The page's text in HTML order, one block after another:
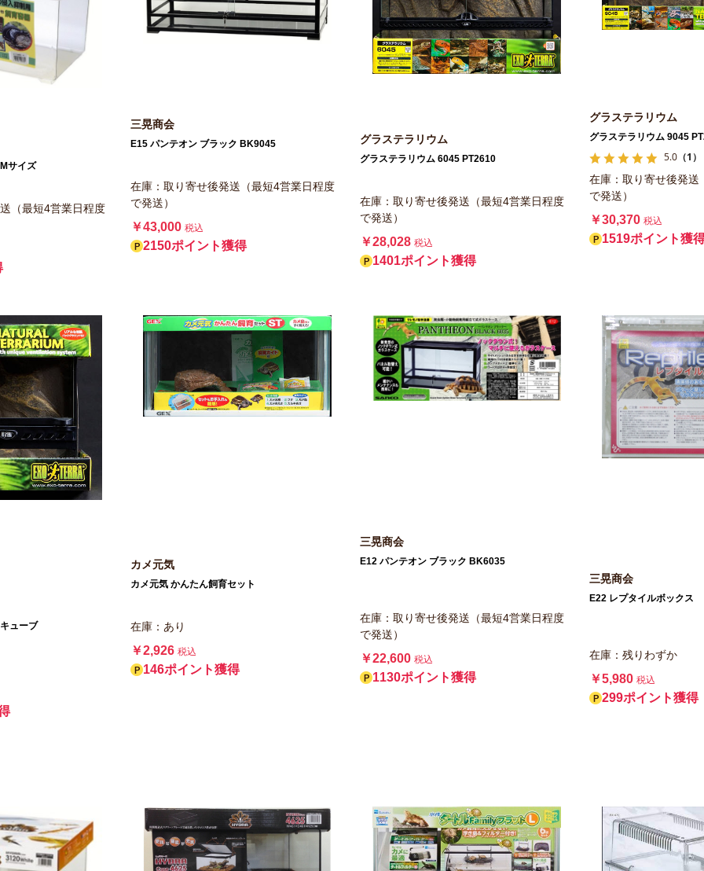
サイズ
（最短4営業日程度
三晃商会
E15 パンテオン ブラック BK9045
在庫：取り寄せ後発送（最短4営業日程度
で発送）
￥43,000 税込
2150ポイント獲得
グラステラリウム
グラステラリウム 6045 PT2610
在庫：取り寄せ後発送（最短4営業日程度
で発送）
￥28,028 税込
1401ポイント獲得
グラステラリウム
グラステラリウム 9045
5.0 （1）
在庫：取り寄せ後発送
で発送）
￥30,370 税込
1519ポイント獲
ューブ
カメ元気
カメ元気 かんたん飼育セット
在庫：あり
￥2,926 税込
146ポイント獲得
三晃商会
E12 パンテオン ブラック BK6035
在庫：取り寄せ後発送（最短4営業日程度
で発送）
￥22,600 税込
1130ポイント獲得
三晃商会
E22 レプタイルボックス
在庫：残りわずか
￥5,980 税込
299ポイント獲得